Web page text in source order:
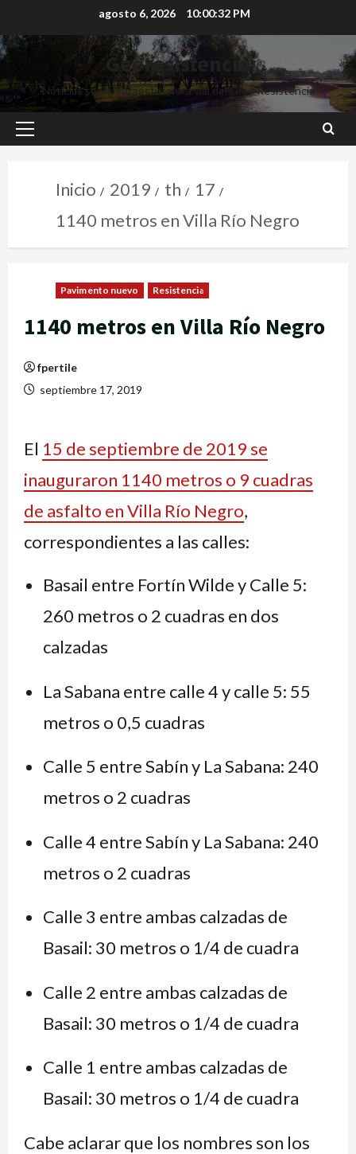
agosto 6, 2026 10:00:33 PM
Georesistencia
Noticias sobre infraestructura vial del Gran Resistencia
Inicio 2019 th
17
1140 metros en Villa Río Negro
Pavimento nuevo Resistencia
1140 metros en Villa Río Negro
fpertile
septiembre 17, 2019
El 15 de septiembre de 2019 se
inauguraron 1140 metros o 9 cuadras
de asfalto en Villa Río Negro,
correspondientes a las calles:
Basail entre Fortín Wilde y Calle 5:
260 metros o 2 cuadras en dos
calzadas
La Sabana entre calle 4 y calle 5: 55
metros o 0,5 cuadras
Calle 5 entre Sabín y La Sabana: 240
metros o 2 cuadras
Calle 4 entre Sabín y La Sabana: 240
metros o 2 cuadras
Calle 3 entre ambas calzadas de
Basail: 30 metros o 1/4 de cuadra
Calle 2 entre ambas calzadas de
Basail: 30 metros o 1/4 de cuadra
Calle 1 entre ambas calzadas de
Basail: 30 metros o 1/4 de cuadra
Cabe aclarar que los nombres son los